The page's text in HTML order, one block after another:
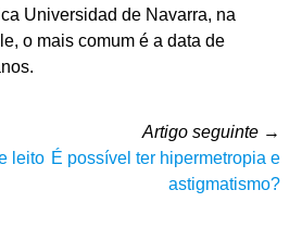
Universidad de Navarra, na
o mais comum é a data de
leito
Artigo seguinte →
É possível ter hipermetropia e
astigmatismo?